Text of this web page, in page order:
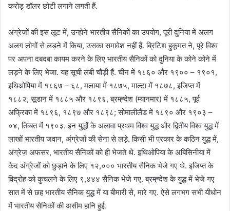
करोड़ डॉलर छोटी लगाने लगती हैं.
अंग्रेजों की इस लूट में, उन्होने भारतीय सैनिकों का उपयोग, पूरी दुनिया में अलग
अलग लोगों से लड़ने में किया, उसका समावेश नहीं हैं. ब्रिटिश हुकूमत ने, पूरे विश्व
पर अपना दबदबा कायम करने के लिए भारतीय सैनिकों को दुनिया के कोने कोने में
लड़ने के लिए भेजा. यह सूची लंबी चौड़ी हैं. चीन में १८६० और १९०० – १९०१,
इथिओपिया में १८६७ – ६८, मलाया में १८७५, माल्टा में १८७८, इजिप्त में
१८८२, सूडान में १८८५ और १८९६, ब्रम्ह्देश (म्यानमार) में १८८५, पूर्व
अफ्रिका में १८९६, १८९७ और १८९८; सोमालीलैंड में १८९० और १९०३ –
०४, तिब्बत में १९०३. इन युद्धों के अलावा प्रथम विश्व युद्ध और द्वितीय विश्व युद्ध में
लाखों भारतीय जवान, अंग्रेजों की सेना से लड़े. किसी भी प्रकार के कठिन युद्ध में,
अंग्रेज़ अफसर, भारतीय सैनिकों को ही भेजते थे. इथिओपिया के अबिसिनीया में
कैद अंग्रेजों को छुड़ाने के लिए १२,००० भारतीय सैनिक भेजे गए थे. इजिप्त के
विद्रोह को कुचलने के लिए ९,४४४ सैनिक भेजे गए. ब्रम्ह्देश के युद्ध में भेजे गए
सात में से छह भारतीय सैनिक युद्ध में या बीमारी से, मारे गए. ऐसे लगभग सभी यीधोन
में भारतीय सैनिकों की असीम हानि हुई.